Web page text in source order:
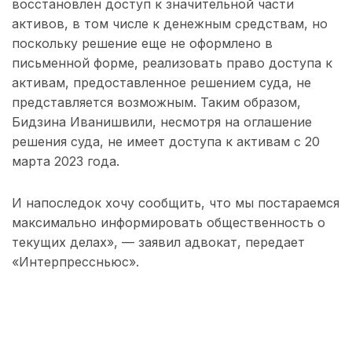
восстановлен доступ к значительной части
активов, в том числе к денежным средствам, но
поскольку решение еще не оформлено в
письменной форме, реализовать право доступа к
активам, предоставленное решением суда, не
представляется возможным. Таким образом,
Бидзина Иванишвили, несмотря на оглашение
решения суда, не имеет доступа к активам с 20
марта 2023 года.
И напоследок хочу сообщить, что мы постараемся
максимально информировать общественность о
текущих делах», — заявил адвокат, передает
«Интерпрессньюс».